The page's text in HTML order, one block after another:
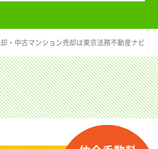
・中古マンション売却は東京法務不動産ナビ